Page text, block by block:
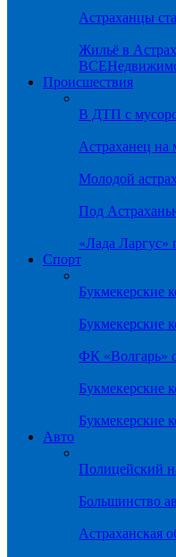
Астраханцы
Жильё в
ВСЕ
Происшествия
В ДТП с
Астраханец на
Молодой
Под
«Лада Ларгус»
Спорт
Букмекерские
Букмекерские
ФК «Волгарь»
Букмекерские
Букмекерские
Авто
Полицейский
Большинство
Астраханская